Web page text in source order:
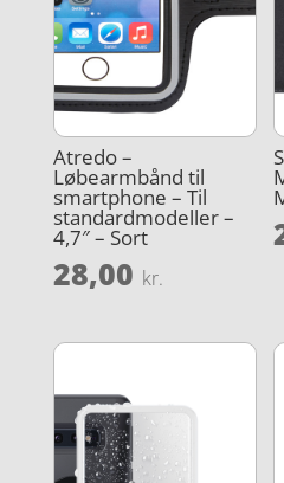
Atredo –
Løbearmbånd til
smartphone – Til
standardmodeller –
4,7″ – Sort
28,00 kr.